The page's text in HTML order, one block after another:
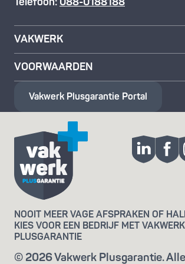
VAKWERK
VOORWAARDEN
Vakwerk Plusgarantie Portal
NOOIT MEER VAGE AFSPRAKEN OF
KIES VOOR EEN BEDRIJF MET VAKWERK
PLUSGARANTIE
© 2026 Vakwerk Plusgarantie.